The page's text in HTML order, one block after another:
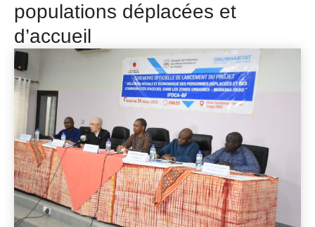
populations déplacées et
d’accueil